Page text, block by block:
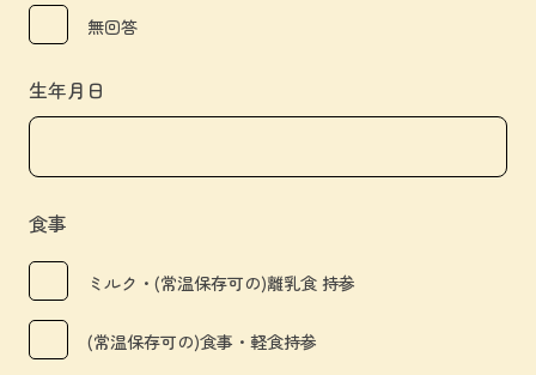
無回答
生年月日
食事
ミルク・(常温保存可の)離乳食 持参
(常温保存可の)食事・軽食持参